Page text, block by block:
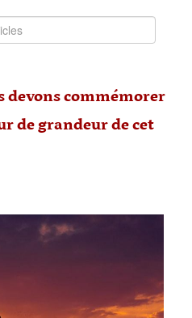
devons commémorer
de grandeur de cet